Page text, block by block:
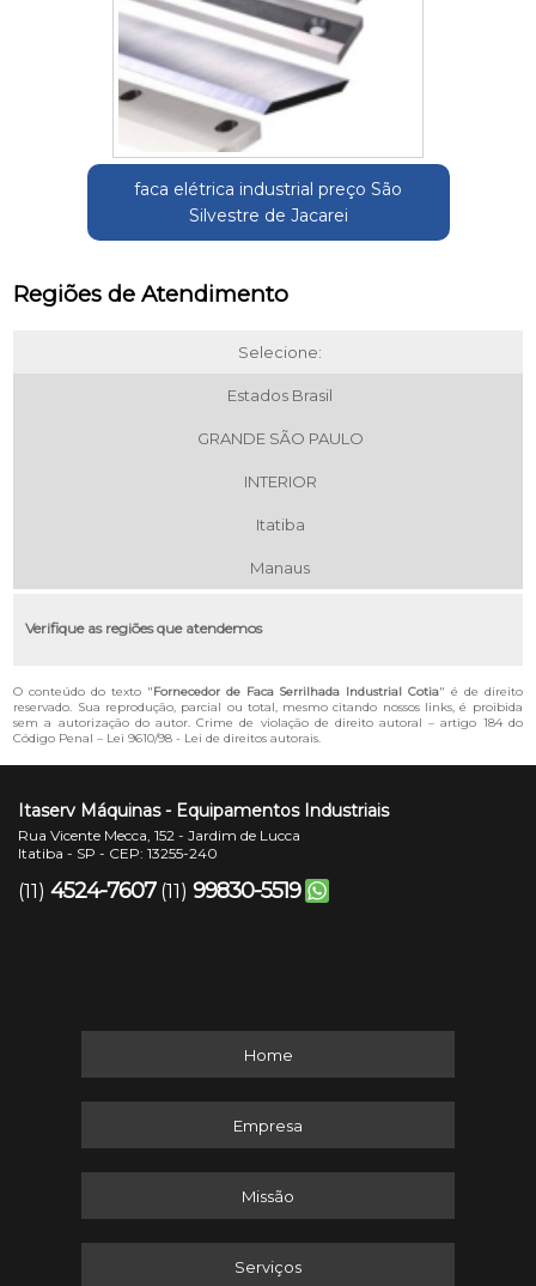
faca elétrica industrial preço São
Silvestre de Jacarei
Regiões de Atendimento
Selecione:
Estados Brasil
GRANDE SÃO PAULO
INTERIOR
Itatiba
Manaus
Verifique as regiões que atendemos
O conteúdo do texto "Fornecedor de Faca Serrilhada Industrial Cotia" é de direito
reservado. Sua reprodução, parcial ou total, mesmo citando nossos links, é proibida
sem a autorização do autor. Crime de violação de direito autoral – artigo 184 do
Código Penal – Lei 9610/98 - Lei de direitos autorais.
Itaserv Máquinas - Equipamentos Industriais
Rua Vicente Mecca, 152 - Jardim de Lucca
Itatiba - SP - CEP: 13255-240
(11) 4524-7607 (11) 99830-5519
Home
Empresa
Missão
Serviços